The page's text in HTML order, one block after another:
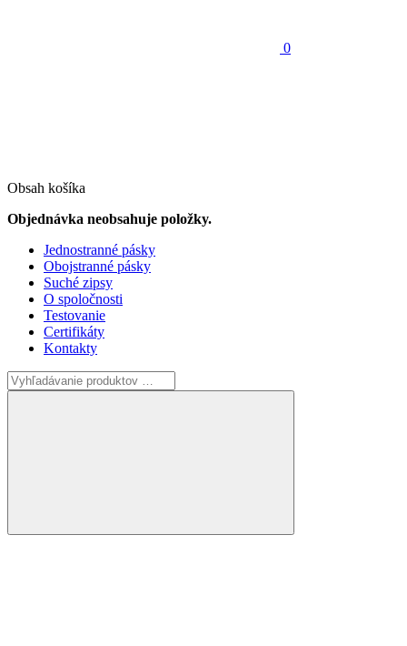
0
Obsah košíka
Objednávka neobsahuje položky.
Jednostranné pásky
Obojstranné pásky
Suché zipsy
O spoločnosti
Testovanie
Certifikáty
Kontakty